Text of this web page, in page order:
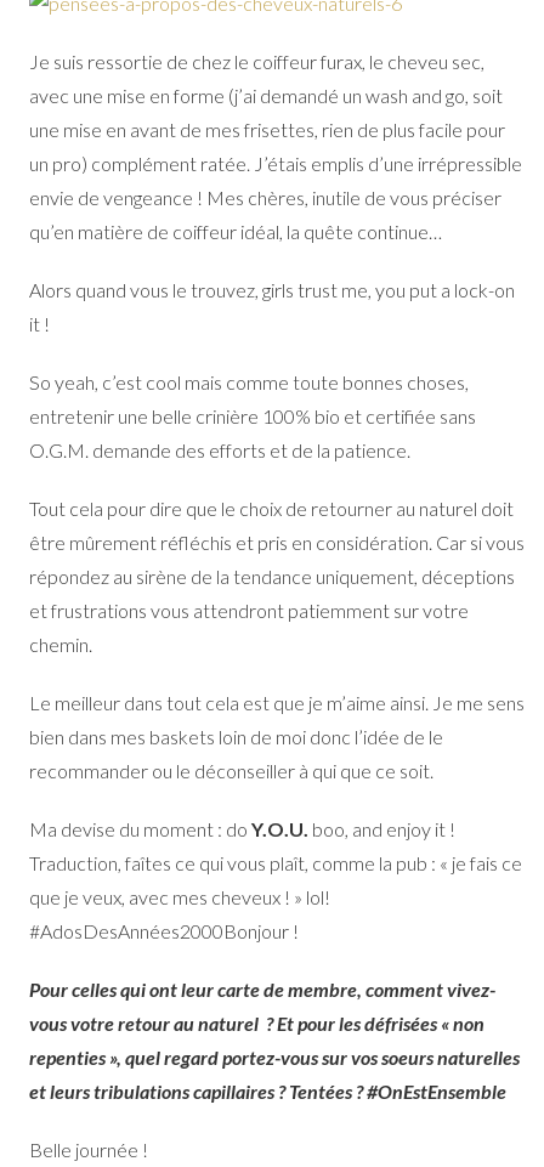
Je suis ressortie de chez le coiffeur furax, le cheveu sec,
avec une mise en forme (j’ai demandé un wash and go, soit
une mise en avant de mes frisettes, rien de plus facile pour
un pro) complément ratée. J’étais emplis d’une irrépressible
envie de vengeance ! Mes chères, inutile de vous préciser
qu’en matière de coiffeur idéal, la quête continue…
Alors quand vous le trouvez, girls trust me, you put a lock-on
it !
So yeah, c’est cool mais comme toute bonnes choses,
entretenir une belle crinière 100% bio et certifiée sans
O.G.M. demande des efforts et de la patience.
Tout cela pour dire que le choix de retourner au naturel doit
être mûrement réfléchis et pris en considération. Car si vous
répondez au sirène de la tendance uniquement, déceptions
et frustrations vous attendront patiemment sur votre
chemin.
Le meilleur dans tout cela est que je m’aime ainsi. Je me sens
bien dans mes baskets loin de moi donc l’idée de le
recommander ou le déconseiller à qui que ce soit.
Ma devise du moment : do Y.O.U. boo, and enjoy it !
Traduction, faîtes ce qui vous plaît, comme la pub : « je fais ce
que je veux, avec mes cheveux ! » lol!
#AdosDesAnnées2000Bonjour !
Pour celles qui ont leur carte de membre, comment vivez-
vous votre retour au naturel ? Et pour les défrisées « non
repenties », quel regard portez-vous sur vos soeurs naturelles
et leurs tribulations capillaires ? Tentées ? #OnEstEnsemble
Belle journée !